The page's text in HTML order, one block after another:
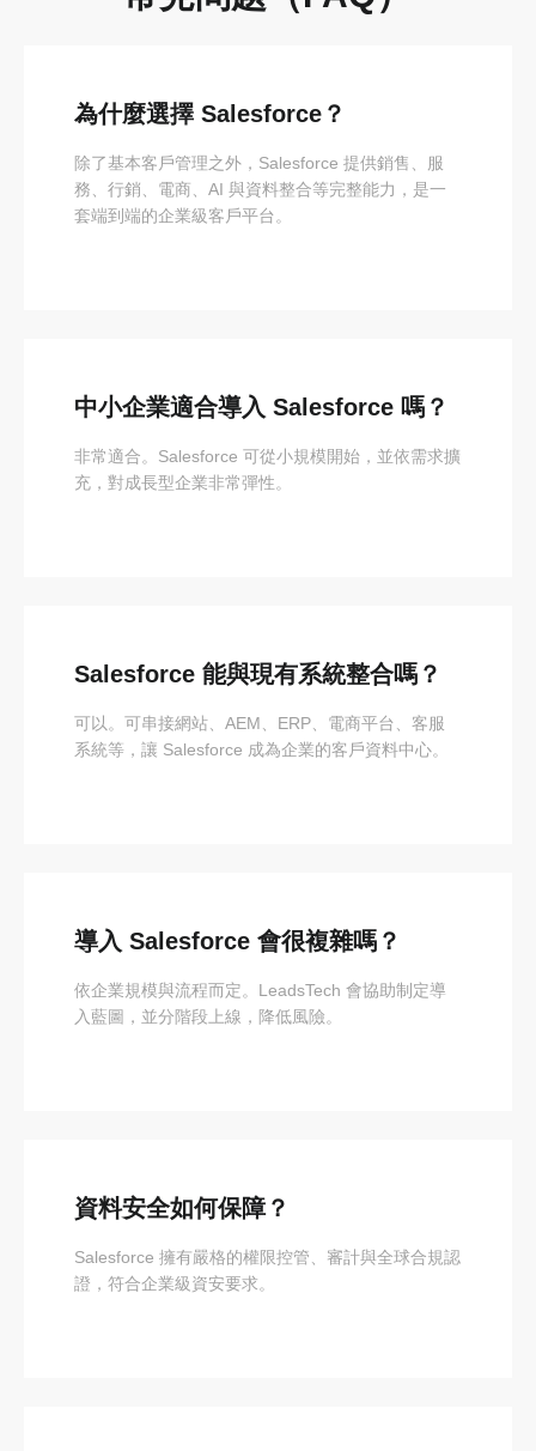
為什麼選擇 Salesforce？
除了基本客戶管理之外，Salesforce 提供銷售、服
務、行銷、電商、AI 與資料整合等完整能力，是一
套端到端的企業級客戶平台。
中小企業適合導入 Salesforce 嗎？
非常適合。Salesforce 可從小規模開始，並依需求擴
充，對成長型企業非常彈性。
Salesforce 能與現有系統整合嗎？
可以。可串接網站、AEM、ERP、電商平台、客服
系統等，讓 Salesforce 成為企業的客戶資料中心。
導入 Salesforce 會很複雜嗎？
依企業規模與流程而定。LeadsTech 會協助制定導
入藍圖，並分階段上線，降低風險。
資料安全如何保障？
Salesforce 擁有嚴格的權限控管、審計與全球合規認
證，符合企業級資安要求。